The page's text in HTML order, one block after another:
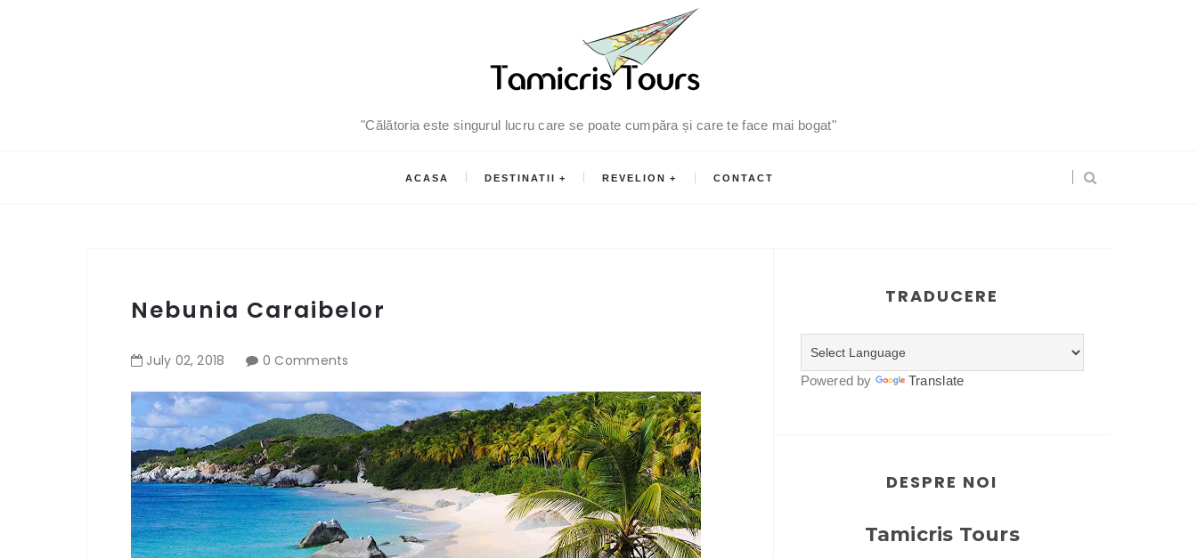
"Călătoria este singurul lucru care se poate cumpăra și care te face mai bogat"
ACASA DESTINATII REVELION CONTACT
Nebunia Caraibelor
July 02,2018 0 Comments
TRADUCERE
Powered by Translate
DESPRE NOI
Tamicris Tours